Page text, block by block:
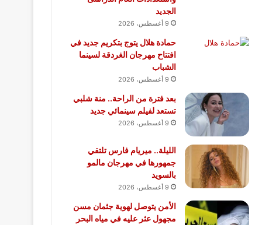
الجديد
9 أغسطس، 2026
حمادة هلال يتوج بتكريم جديد في
افتتاح مهرجان الغردقة لسينما
الشباب
9 أغسطس، 2026
بعد فترة من الراحة.. منة شلبي
تستعد لفيلم سينمائي جديد
9 أغسطس، 2026
الليلة.. ميريام فارس تلتقي
جمهورها في مهرجان مالمو
بالسويد
9 أغسطس، 2026
الأمن يتوصل لهوية جثمان مسن
مجهول عثر عليه في مياه البحر